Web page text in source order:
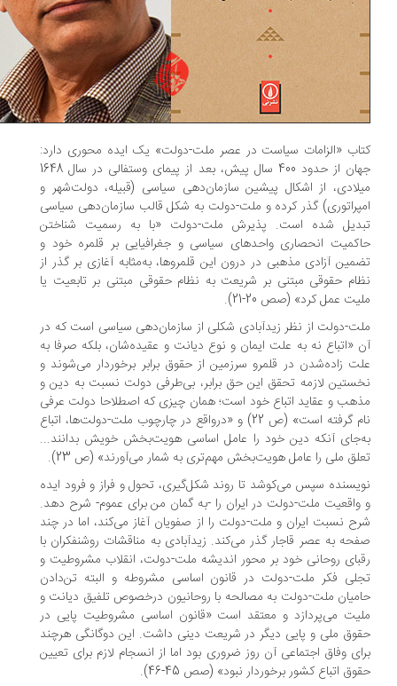
«الزامات سیاست در عصر ملت-دولت» یک ایده محوری دارد:
جهان از حدود 400 سال پیش، بعد از پیمای وستفالی در سال 1648
از اشکال پیشین سازمان‌دهی سیاسی (قبیله، دولت‌شهر و
گذر کرده و ملت-دولت به شکل قالب سازمان‌دهی سیاسی
شده است. پذیرش ملت-دولت «با به رسمیت شناختن
انحصاری واحدهای سیاسی و جغرافیایی بر قلمره خود و
آزادی مذهبی در درون این قلمروها، به‌مثابه آغازی بر گذر از
حقوقی مبتنی بر شریعت به نظام حقوقی مبتنی بر تابعیت یا
عمل کرد» (صص 20-21).
دولت از نظر زیدآبادی شکلی از سازمان‌دهی سیاسی است که در
«اتباع نه به علت ایمان و نوع دیانت و عقیده‌شان، بلکه صرفا به
زاده‌شدن در قلمرو سرزمین از حقوق برابر برخوردار می‌شوند و
لازمه تحقق این حق برابر، بی‌طرفی دولت نسبت به دین و
و عقاید اتباع خود است؛ همان چیزی که اصطلاحا دولت عرفی
نام گرفته است» (ص 22) و «در‌واقع در چارچوب ملت-دولت‌ها، اتباع
آنکه دین خود را عامل اساسی هویت‌بخش خویش بدانند‌...
ملی را عامل هویت‌بخش مهم‌تری به شمار می‌آورند» (ص 23).
سپس می‌کوشد تا روند شکل‌گیری، تحول و فراز و فرود ایده
ملت-دولت در ایران را -به گمان من برای عموم- شرح دهد.
نسبت ایران و ملت-دولت را از صفویان آغاز می‌کند، اما در چند
به عصر قاجار گذر می‌کند. زیدآبادی به مناقشات روشنفکران با
روحانی خود بر محور اندیشه ملت-دولت، انقلاب مشروطیت و
فکر ملت-دولت در قانون اساسی مشروطه و البته تن‌دادن
ملت-دولت به مصالحه با روحانیون درخصوص تلفیق دیانت و
می‌پردازد و معتقد است «قانون اساسی مشروطیت پایی در
ملی و پایی دیگر در شریعت دینی داشت. این دوگانگی هرچند
وفاق اجتماعی آن روز ضروری بود اما از انسجام لازم برای تعیین
اتباع کشور برخوردار نبود» (صص 45-46).